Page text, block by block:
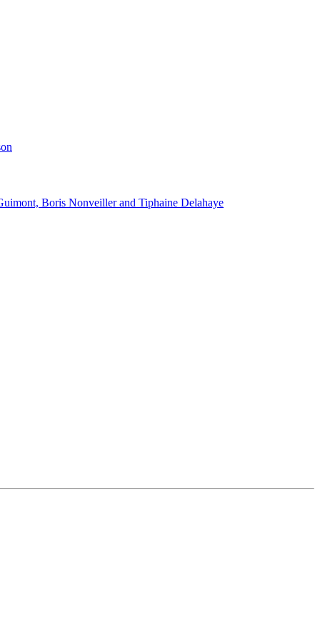
Boris Nonveiller and Tiphaine Delahaye